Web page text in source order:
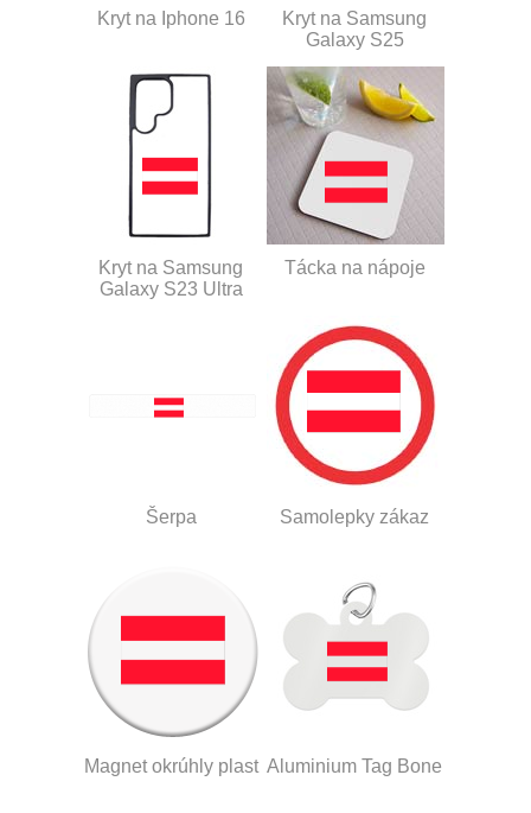
Kryt na Iphone 16
Kryt na Samsung
Galaxy S25
Kryt na Samsung
Galaxy S23 Ultra
Tácka na nápoje
Šerpa Samolepky zákaz
Magnet okrúhly plast Aluminium Tag Bone